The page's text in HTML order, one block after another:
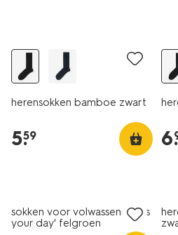
herensokken bamboe zwart
5.
59 6.
sokken voor volwassenen 'it's
your day' felgroen